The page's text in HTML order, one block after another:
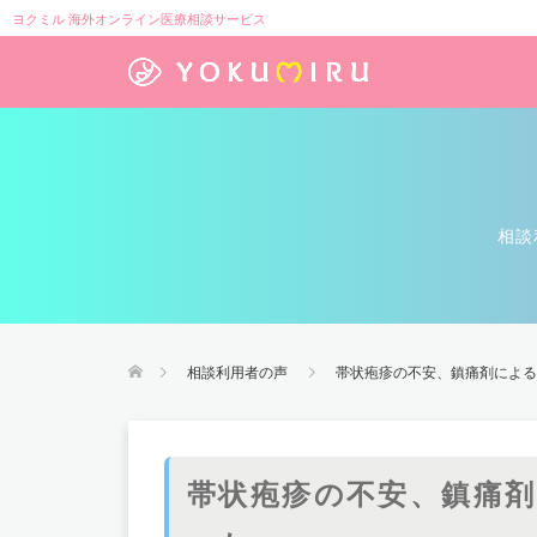
ヨクミル 海外オンライン医療相談サービス
相
相談利用者の声 帯状疱疹の不安、鎮痛剤によ
帯状疱疹の不安、鎮痛